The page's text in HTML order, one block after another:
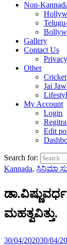
Non-
Gallery
Contact Us
Other
Cricket
Jai
My Account
Login
Edit
Search for:
Kannada, ಸಿನಿಮಾ
ಮಹತ್ವವಿತ್ತು.
30/04/202030/04/